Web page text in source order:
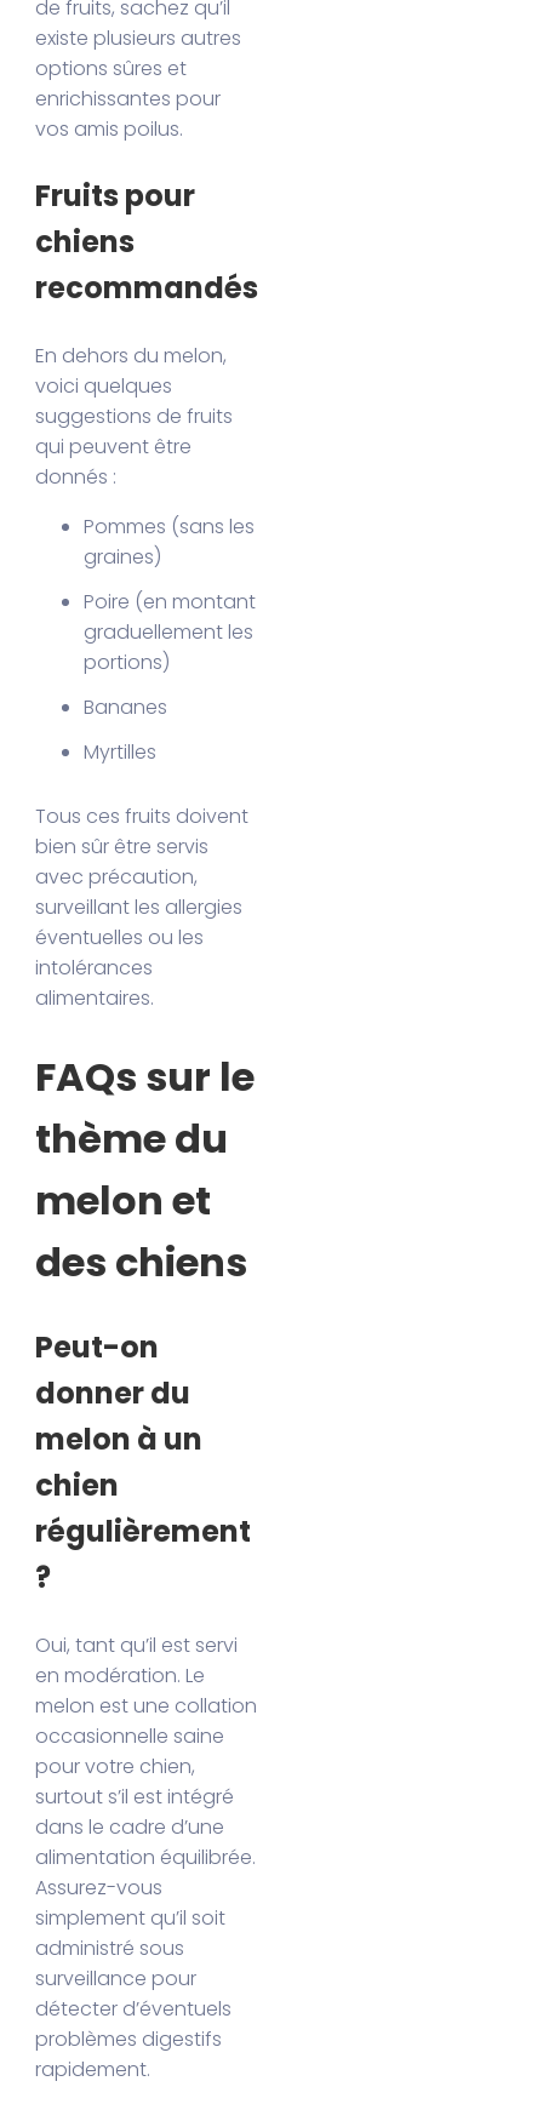
de fruits, sachez qu’il
existe plusieurs autres
options sûres et
enrichissantes pour
vos amis poilus.
Fruits pour
chiens
recommandés
En dehors du melon,
voici quelques
suggestions de fruits
qui peuvent être
donnés :
Pommes (sans les
graines)
Poire (en montant
graduellement les
portions)
Bananes
Myrtilles
Tous ces fruits doivent
bien sûr être servis
avec précaution,
surveillant les allergies
éventuelles ou les
intolérances
alimentaires.
FAQs sur le
thème du
melon et
des chiens
Peut-on
donner du
melon à un
chien
régulièrement
?
Oui, tant qu’il est servi
en modération. Le
melon est une collation
occasionnelle saine
pour votre chien,
surtout s’il est intégré
dans le cadre d’une
alimentation équilibrée.
Assurez-vous
simplement qu’il soit
administré sous
surveillance pour
détecter d’éventuels
problèmes digestifs
rapidement.